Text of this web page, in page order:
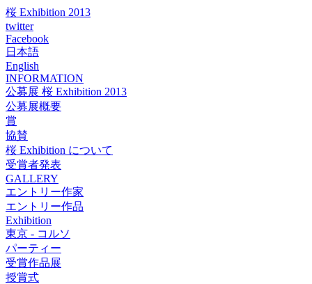
桜 Exhibition 2013
twitter
Facebook
日本語
English
INFORMATION
公募展 桜 Exhibition 2013
公募展概要
賞
協賛
桜 Exhibition について
受賞者発表
GALLERY
エントリー作家
エントリー作品
Exhibition
東京 - コルソ
パーティー
受賞作品展
授賞式